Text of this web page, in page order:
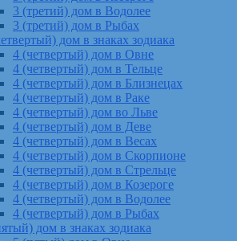
3 (третий) дом в Водолее
3 (третий) дом в Рыбах
дом в знаках зодиака
4 (четвертый) дом в Овне
4 (четвертый) дом в Тельце
4 (четвертый) дом в Близнецах
4 (четвертый) дом в Раке
4 (четвертый) дом во Льве
4 (четвертый) дом в Деве
4 (четвертый) дом в Весах
4 (четвертый) дом в Скорпионе
4 (четвертый) дом в Стрельце
4 (четвертый) дом в Козероге
4 (четвертый) дом в Водолее
4 (четвертый) дом в Рыбах
дом в знаках зодиака